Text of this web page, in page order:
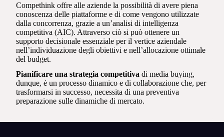
Compethink offre alle aziende la possibilità di avere piena
conoscenza delle piattaforme e di come vengono utilizzate
dalla concorrenza, grazie a un’analisi di intelligenza
competitiva (AIC). Attraverso ciò si può ottenere un
supporto decisionale essenziale per il vertice aziendale
nell’individuazione degli obiettivi e nell’allocazione ottimale
del budget.
Pianificare una strategia competitiva di media buying,
dunque, è un processo dinamico e di collaborazione che, per
trasformarsi in successo, necessita di una preventiva
preparazione sulle dinamiche di mercato.